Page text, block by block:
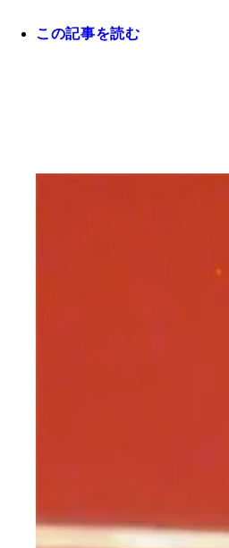
この記事を読む